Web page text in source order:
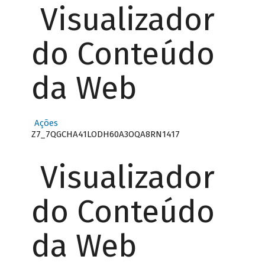
Visualizador
do Conteúdo
da Web
Ações
Z7_7QGCHA41LODH60A3OQA8RN1417
Visualizador
do Conteúdo
da Web